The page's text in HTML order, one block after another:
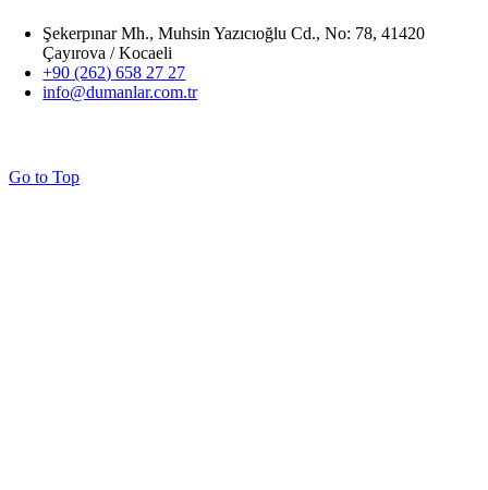
Şekerpınar Mh., Muhsin Yazıcıoğlu Cd., No: 78, 41420
Çayırova / Kocaeli
+90 (262) 658 27 27
info@dumanlar.com.tr
Go to Top